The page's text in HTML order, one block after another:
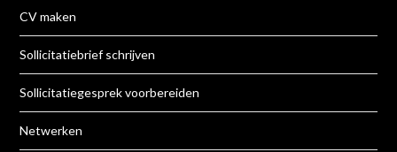
CV maken
Sollicitatiebrief schrijven
Sollicitatiegesprek voorbereiden
Netwerken